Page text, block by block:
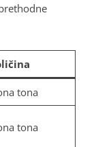
tona
tona